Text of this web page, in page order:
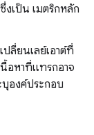
งเป็น เมตริกหลัก
ปลี่ยนเลย์เอาต์ที่
อหาที่แทรกอาจ
บุองค์ประกอบ